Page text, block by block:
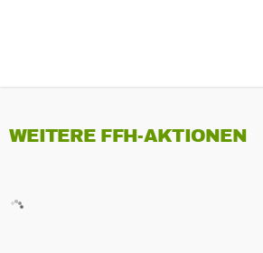
WEITERE FFH-AKTIONEN